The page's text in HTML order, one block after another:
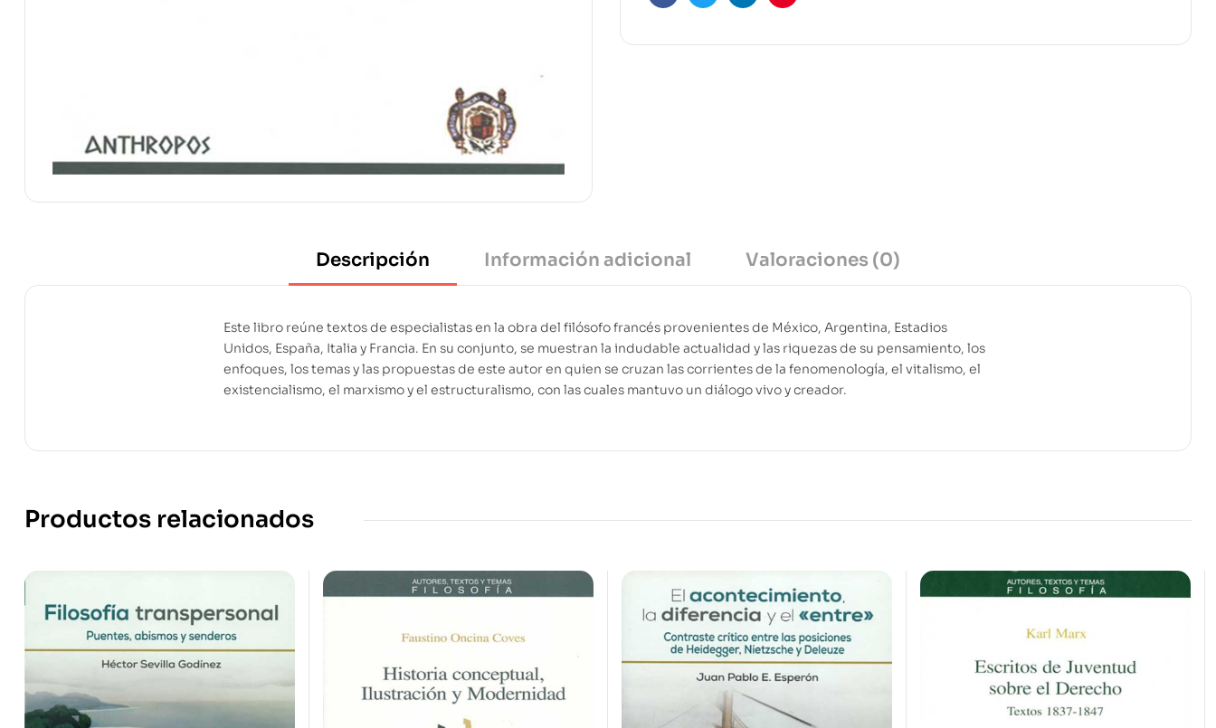
FacebookTwitterLinkedinPinterest
Descripción Información adicional Valoraciones (0)
Este libro reúne textos de especialistas en la obra del filósofo francés provenientes de México, Argentina, Estadios
Unidos, España, Italia y Francia. En su conjunto, se muestran la indudable actualidad y las riquezas de su pensamiento, los
enfoques, los temas y las propuestas de este autor en quien se cruzan las corrientes de la fenomenología, el vitalismo, el
existencialismo, el marxismo y el estructuralismo, con las cuales mantuvo un diálogo vivo y creador.
Productos relacionados